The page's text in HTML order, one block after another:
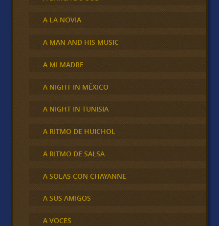
A LA NOVIA
A MAN AND HIS MUSIC
A MI MADRE
A NIGHT IN MÉXICO
A NIGHT IN TUNISIA
A RITMO DE HUICHOL
A RITMO DE SALSA
A SOLAS CON CHAYANNE
A SUS AMIGOS
A VOCES